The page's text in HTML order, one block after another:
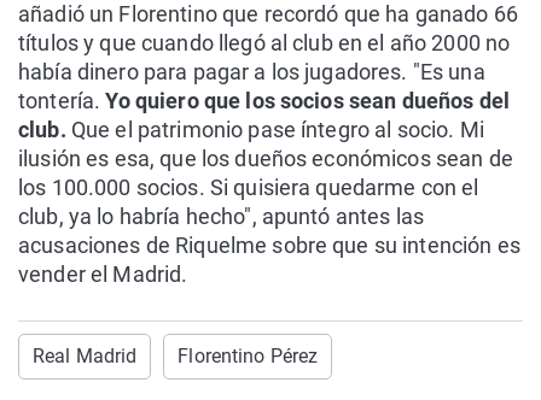
añadió un Florentino que recordó que ha ganado 66
títulos y que cuando llegó al club en el año 2000 no
había dinero para pagar a los jugadores. "Es una
tontería.Yo quiero que los socios sean dueños del
club. Que el patrimonio pase íntegro al socio. Mi
ilusión es esa, que los dueños económicos sean de
los 100.000 socios. Si quisiera quedarme con el
club, ya lo habría hecho", apuntó antes las
acusaciones de Riquelme sobre que su intención es
vender el Madrid.
Real Madrid Florentino Pérez